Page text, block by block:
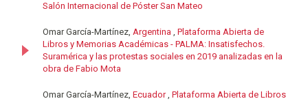
Salón Internacional de Póster San Mateo
Omar García-Martínez, Argentina , Plataforma Abierta de
Libros y Memorias Académicas - PALMA: Insatisfechos.
Suramérica y las protestas sociales en 2019 analizadas en la
obra de Fabio Mota
Omar García-Martínez, Ecuador, Plataforma Abierta de Libros